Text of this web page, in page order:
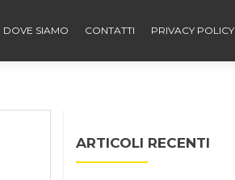
DOVE SIAMO CONTATTI PRIVACY POLICY
ARTICOLI RECENTI